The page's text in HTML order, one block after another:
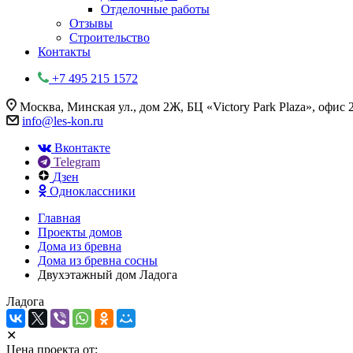
Отделочные работы
Отзывы
Строительство
Контакты
+7 495 215 1572
Москва, Минская ул., дом 2Ж, БЦ «Victory Park Plaza», офис
info@les-kon.ru
Вконтакте
Telegram
Дзен
Одноклассники
Главная
Проекты домов
Дома из бревна
Дома из бревна сосны
Двухэтажный дом Ладога
Ладога
✕
Цена проекта от: